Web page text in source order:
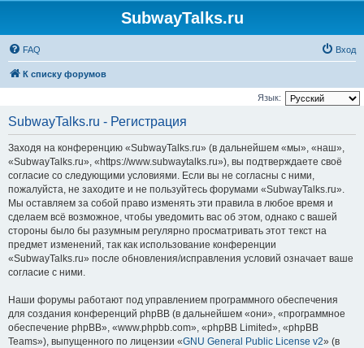
SubwayTalks.ru
FAQ Вход
К списку форумов
Язык:
SubwayTalks.ru - Регистрация
Заходя на конференцию «SubwayTalks.ru» (в дальнейшем «мы», «наш»,
«SubwayTalks.ru», «https://www.subwaytalks.ru»), вы подтверждаете своё
согласие со следующими условиями. Если вы не согласны с ними,
пожалуйста, не заходите и не пользуйтесь форумами «SubwayTalks.ru».
Мы оставляем за собой право изменять эти правила в любое время и
сделаем всё возможное, чтобы уведомить вас об этом, однако с вашей
стороны было бы разумным регулярно просматривать этот текст на
предмет изменений, так как использование конференции
«SubwayTalks.ru» после обновления/исправления условий означает ваше
согласие с ними.
Наши форумы работают под управлением программного обеспечения
для создания конференций phpBB (в дальнейшем «они», «программное
обеспечение phpBB», «www.phpbb.com», «phpBB Limited», «phpBB
Teams»), выпущенного по лицензии «GNU General Public License v2» (в